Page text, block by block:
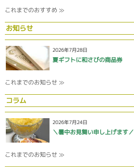
これまでのおすすめ ≫
お知らせ
2026年7月28日
夏ギフトに和さびの商品券
これまでのお知らせ ≫
コラム
2026年7月24日
＼暑中お見舞い申し上げます／
これまでのお知らせ ≫